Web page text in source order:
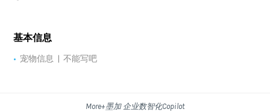
基本信息
• 宠物信息 | 不能写吧
More+墨加 企业数智化Copilot